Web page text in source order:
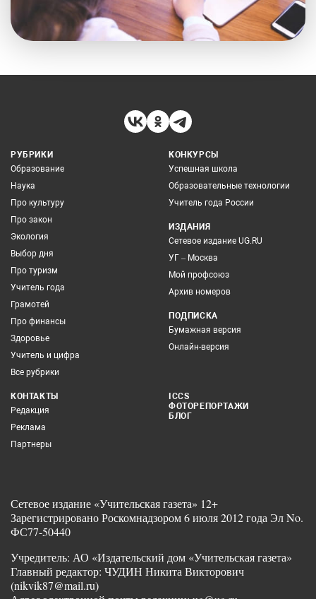
РУБРИКИ
Образование
Наука
Про культуру
Про закон
Экология
Выбор дня
Про туризм
Учитель года
Грамотей
Про финансы
Здоровье
Учитель и цифра
Все рубрики
КОНКУРСЫ
Успешная школа
Образовательные технологии
Учитель года России
ИЗДАНИЯ
Сетевое издание UG.RU
УГ – Москва
Мой профсоюз
Архив номеров
ПОДПИСКА
Бумажная версия
Онлайн-версия
КОНТАКТЫ
Редакция
Реклама
Партнеры
ICCS
ФОТОРЕПОРТАЖИ
БЛОГ
Сетевое издание «Учительская газета» 12+
Зарегистрировано Роскомнадзором 6 июля 2012 года Эл No.
ФС77-50440
Учредитель: АО «Издательский дом «Учительская газета»
Главный редактор: ЧУДИН Никита Викторович
(nikvik87@mail.ru)